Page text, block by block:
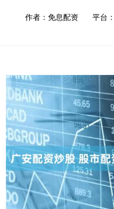
作者：免息配资 平台